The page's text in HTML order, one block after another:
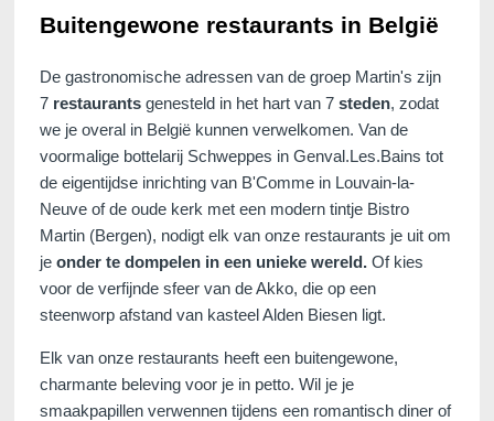
Buitengewone restaurants in België
De gastronomische adressen van de groep Martin's zijn
7restaurantsgenesteld in het hart van 7steden, zodat
we je overal in België kunnen verwelkomen. Van de
voormalige bottelarij Schweppes in Genval.Les.Bains tot
de eigentijdse inrichting van B'Comme in Louvain-la-
Neuve of de oude kerk met een modern tintje Bistro
Martin (Bergen), nodigt elk van onze restaurants je uit om
je onder te dompelen in een unieke wereld. Of kies
voor de verfijnde sfeer van de Akko, die op een
steenworp afstand van kasteel Alden Biesen ligt.
Elk van onze restaurants heeft een buitengewone,
charmante beleving voor je in petto. Wil je je
smaakpapillen verwennen tijdens een romantisch diner of